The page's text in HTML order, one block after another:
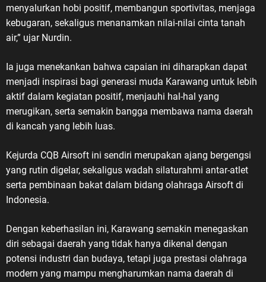
menyalurkan hobi positif, membangun sportivitas, menjaga
kebugaran, sekaligus menanamkan nilai-nilai cinta tanah
air,” ujar Nurdin.
Ia juga menekankan bahwa capaian ini diharapkan dapat
menjadi inspirasi bagi generasi muda Karawang untuk lebih
aktif dalam kegiatan positif, menjauhi hal-hal yang
merugikan, serta semakin bangga membawa nama daerah
di kancah yang lebih luas.
Kejurda CQB Airsoft ini sendiri merupakan ajang bergengsi
yang rutin digelar, sekaligus wadah silaturahmi antar-atlet
serta pembinaan bakat dalam bidang olahraga Airsoft di
Indonesia.
Dengan keberhasilan ini, Karawang semakin menegaskan
diri sebagai daerah yang tidak hanya dikenal dengan
potensi industri dan budaya, tetapi juga prestasi olahraga
modern yang mampu mengharumkan nama daerah di